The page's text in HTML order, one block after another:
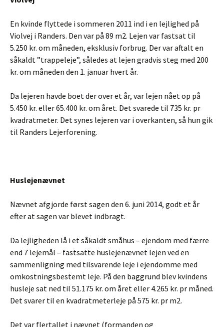
En kvinde flyttede i sommeren 2011 ind i en lejlighed på
Violvej i Randers. Den var på 89 m2. Lejen var fastsat til
5.250 kr. om måneden, eksklusiv forbrug. Der var aftalt en
såkaldt ”trappeleje”, således at lejen gradvis steg med 200
kr. om måneden den 1. januar hvert år.
Da lejeren havde boet der over et år, var lejen nået op på
5.450 kr. eller 65.400 kr. om året. Det svarede til 735 kr. pr
kvadratmeter. Det synes lejeren var i overkanten, så hun gik
til Randers Lejerforening.
Huslejenævnet
Nævnet afgjorde først sagen den 6. juni 2014, godt et år
efter at sagen var blevet indbragt.
Da lejligheden lå i et såkaldt småhus – ejendom med færre
end 7 lejemål – fastsatte huslejenævnet lejen ved en
sammenligning med tilsvarende leje i ejendomme med
omkostningsbestemt leje. På den baggrund blev kvindens
husleje sat ned til 51.175 kr. om året eller 4.265 kr. pr måned.
Det svarer til en kvadratmeterleje på 575 kr. pr m2.
Det var flertallet i nævnet (formanden og